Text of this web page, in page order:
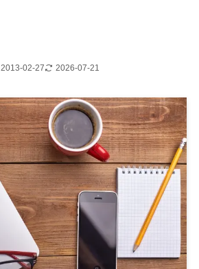
2013-02-27 2026-07-21